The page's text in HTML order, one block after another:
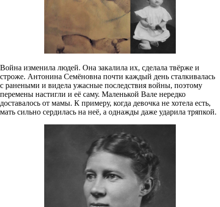
Война изменила людей. Она закалила их, сделала твёрже и
строже. Антонина Семёновна почти каждый день сталкивалась
с ранеными и видела ужасные последствия войны, поэтому
перемены настигли и её саму. Маленькой Вале нередко
доставалось от мамы. К примеру, когда девочка не хотела есть,
мать сильно сердилась на неё, а однажды даже ударила тряпкой.